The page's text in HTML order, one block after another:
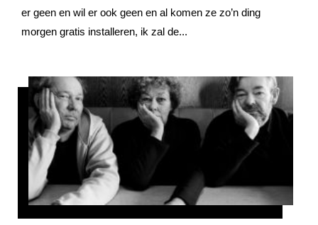
er geen en wil er ook geen en al komen ze zo’n ding
morgen gratis installeren, ik zal de...